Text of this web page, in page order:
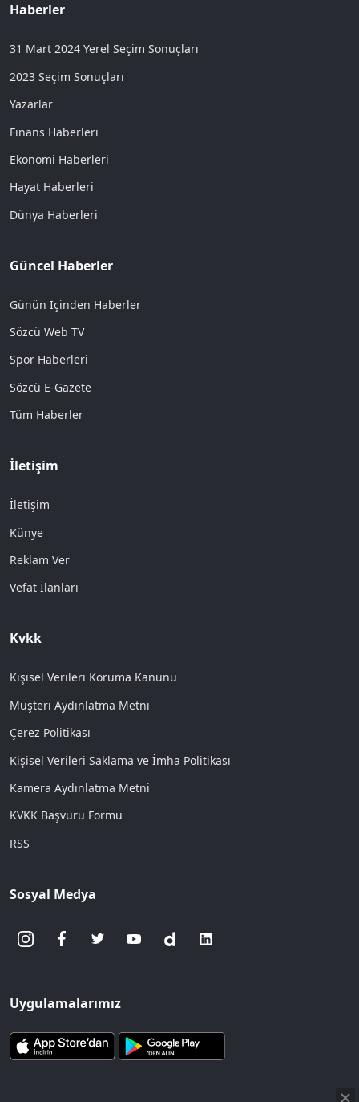
Haberler
31 Mart 2024 Yerel Seçim Sonuçları
2023 Seçim Sonuçları
Yazarlar
Finans Haberleri
Ekonomi Haberleri
Hayat Haberleri
Dünya Haberleri
Güncel Haberler
Günün İçinden Haberler
Sözcü Web TV
Spor Haberleri
Sözcü E-Gazete
Tüm Haberler
İletişim
İletişim
Künye
Reklam Ver
Vefat İlanları
Kvkk
Kişisel Verileri Koruma Kanunu
Müşteri Aydınlatma Metni
Çerez Politikası
Kişisel Verileri Saklama ve İmha Politikası
Kamera Aydınlatma Metni
KVKK Başvuru Formu
RSS
Sosyal Medya
Uygulamalarımız